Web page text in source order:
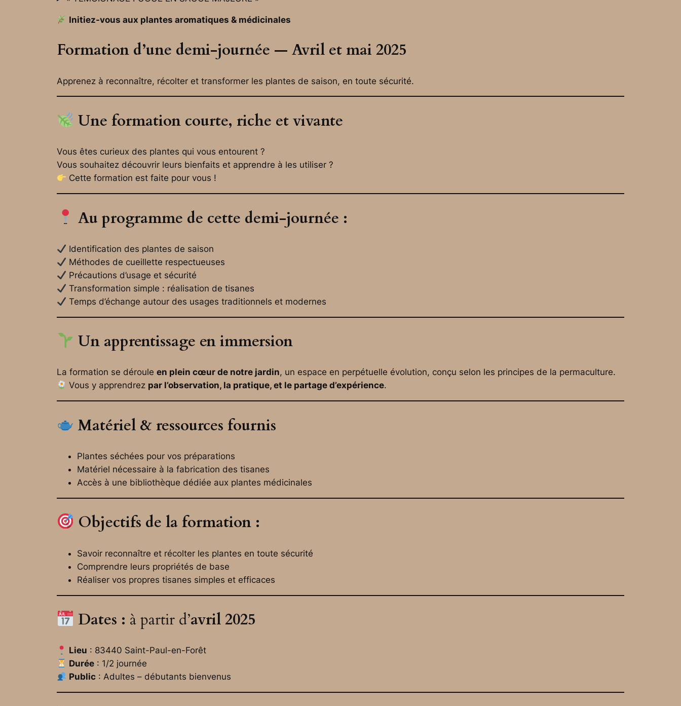
Initiez-vous aux plantes aromatiques & médicinales
Formation d’une demi-journée — Avril et mai 2025
Apprenez à reconnaître, récolter et transformer les plantes de saison, en toute sécurité.
Une formation courte, riche et vivante
Vous êtes curieux des plantes qui vous entourent ?
Vous souhaitez découvrir leurs bienfaits et apprendre à les utiliser ?
Cette formation est faite pour vous !
Au programme de cette demi-journée :
Identification des plantes de saison
Méthodes de cueillette respectueuses
Précautions d’usage et sécurité
Transformation simple : réalisation de tisanes
Temps d’échange autour des usages traditionnels et modernes
Un apprentissage en immersion
La formation se déroule en plein cœur de notre jardin, un espace en perpétuelle évolution, conçu selon les principes de la permaculture.
Vous y apprendrez par l’observation, la pratique, et le partage d’expérience.
Matériel & ressources fournis
Plantes séchées pour vos préparations
Matériel nécessaire à la fabrication des tisanes
Accès à une bibliothèque dédiée aux plantes médicinales
Objectifs de la formation :
Savoir reconnaître et récolter les plantes en toute sécurité
Comprendre leurs propriétés de base
Réaliser vos propres tisanes simples et efficaces
Dates : à partir d’avril 2025
Lieu : 83440 Saint-Paul-en-Forêt
Durée : 1/2 journée
Public : Adultes – débutants bienvenus